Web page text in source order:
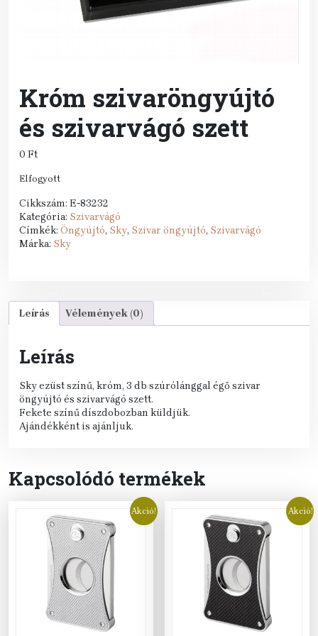
Króm szivaröngyújtó
és szivarvágó szett
0 Ft
Elfogyott
Cikkszám: E-83232
Kategória: Szivarvágó
Címkék: Öngyújtó, Sky, Szivar öngyújtó, Szivarvágó
Márka: Sky
Leírás Vélemények (0)
Leírás
Sky ezüst színű, króm, 3 db szúrólánggal égő szivar
öngyújtó és szivarvágó szett.
Fekete színű díszdobozban küldjük.
Ajándékként is ajánljuk.
Kapcsolódó termékek
Akció! Akció!